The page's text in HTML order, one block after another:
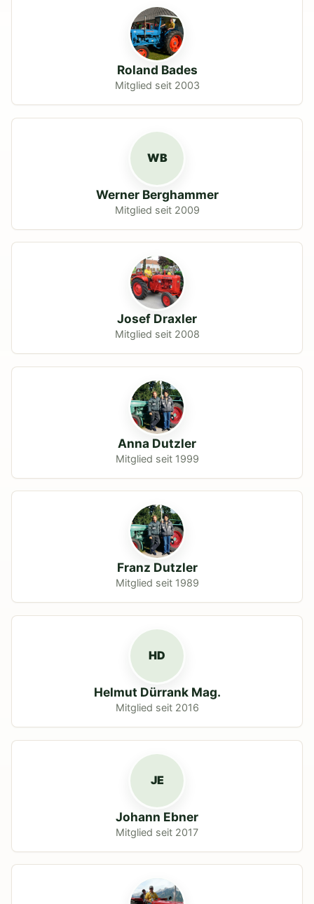
Roland Bades
Mitglied seit 2003
WB
Werner Berghammer
Mitglied seit 2009
Josef Draxler
Mitglied seit 2008
Anna Dutzler
Mitglied seit 1999
Franz Dutzler
Mitglied seit 1989
HD
Helmut Dürrank Mag.
Mitglied seit 2016
JE
Johann Ebner
Mitglied seit 2017